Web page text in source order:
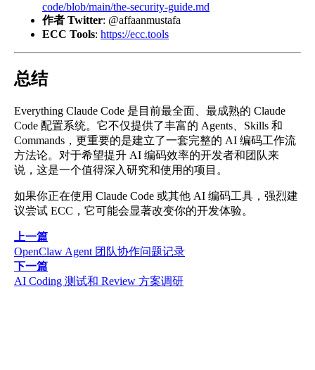
code/blob/main/the-security-guide.md
作者 Twitter: @affaanmustafa
ECC Tools: https://ecc.tools
总结
Everything Claude Code 是目前最全面、最成熟的 Claude
Code 配置系统。它不仅提供了丰富的 Agents、Skills 和
Commands，更重要的是建立了一套完整的 AI 编码工作流
方法论。对于希望提升 AI 编码效率的开发者和团队来
说，这是一个值得深入研究和使用的项目。
如果你正在使用 Claude Code 或其他 AI 编码工具，强烈建
议尝试 ECC，它可能会显著改变你的开发体验。
上一篇
OpenClaw Agent 团队协作问题记录
下一篇
AI Coding 测试和 Review 方案调研